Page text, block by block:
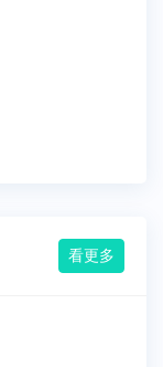
看更多